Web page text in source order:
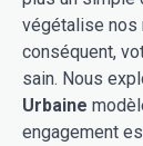
végétalise nos
conséquent,
sain. Nous
Urbaine
engagement